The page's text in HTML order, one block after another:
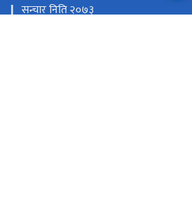
सन्चार निति २०७३